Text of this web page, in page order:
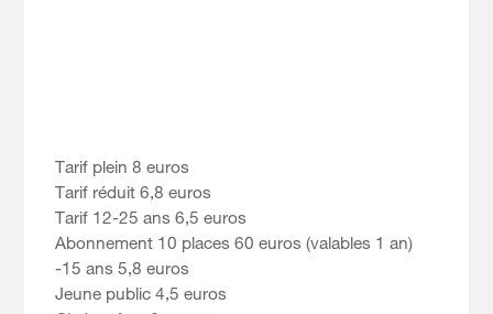
Tarif plein 8 euros
Tarif réduit 6,8 euros
Tarif 12-25 ans 6,5 euros
Abonnement 10 places 60 euros (valables 1 an)
-15 ans 5,8 euros
Jeune public 4,5 euros